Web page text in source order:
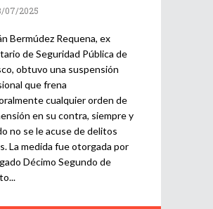
07/2025
Bermúdez Requena, ex
de Seguridad Pública de
obtuvo una suspensión
que frena
cualquier orden de
en su contra, siempre y
no se le acuse de delitos
La medida fue otorgada por
Décimo Segundo de